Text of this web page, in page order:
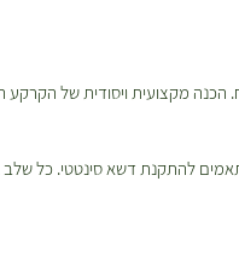
הכנה מקצועית ויסודית של
להתקנת דשא סינטטי. כל